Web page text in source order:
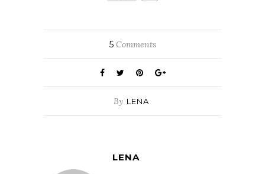
5Comments
By LENA
LENA